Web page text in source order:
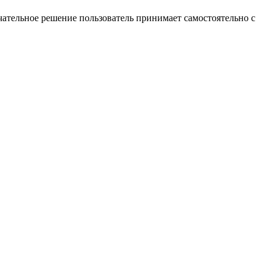
решение пользователь принимает самостоятельно с